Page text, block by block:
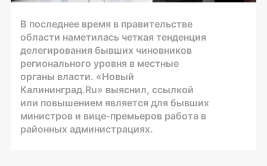
В последнее время в правительстве
области наметилась четкая тенденция
делегирования бывших чиновников
регионального уровня в местные
органы власти. «Новый
Калининград.Ru» выяснил, ссылкой
или повышением является для бывших
министров и вице-премьеров работа в
районных администрациях.